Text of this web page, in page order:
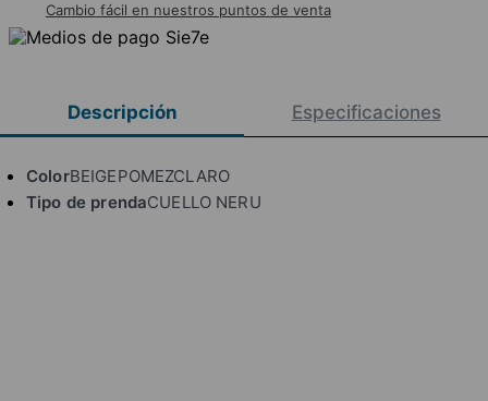
Cambio fácil en nuestros puntos de venta
Descripción Especificaciones
ColorBEIGEPOMEZCLARO
Tipo de prendaCUELLO NERU